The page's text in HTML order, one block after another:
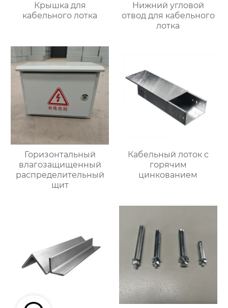
Крышка для
кабельного лотка
Нижний угловой
отвод для кабельного
лотка
Горизонтальный
влагозащищенный
распределительный
щит
Кабельный лоток с
горячим
цинкованием